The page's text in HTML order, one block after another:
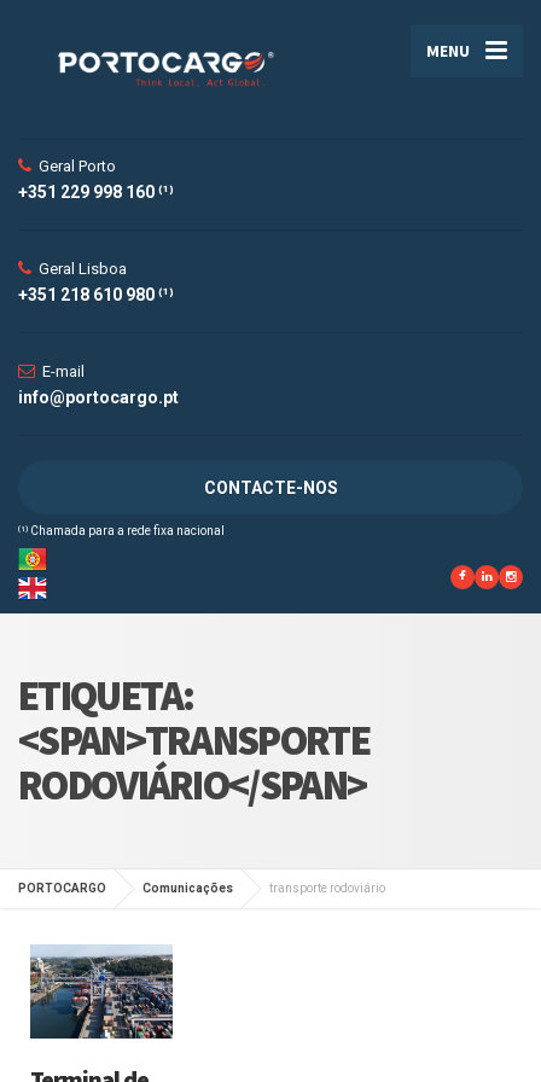
MENU
Geral Porto
+351 229 998 160 ⁽¹⁾
Geral Lisboa
+351 218 610 980 ⁽¹⁾
E-mail
info@portocargo.pt
CONTACTE-NOS
⁽¹⁾ Chamada para a rede fixa nacional
ETIQUETA:
<SPAN>TRANSPORTE
RODOVIÁRIO</SPAN>
PORTOCARGO Comunicações transporte rodoviário